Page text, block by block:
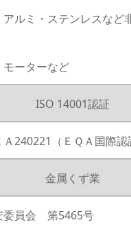
ルミ・ステンレスなど
ーターなど
ISO 14001認証
240221（ＥＱＡ国際認
金属くず業
委員会 第5465号